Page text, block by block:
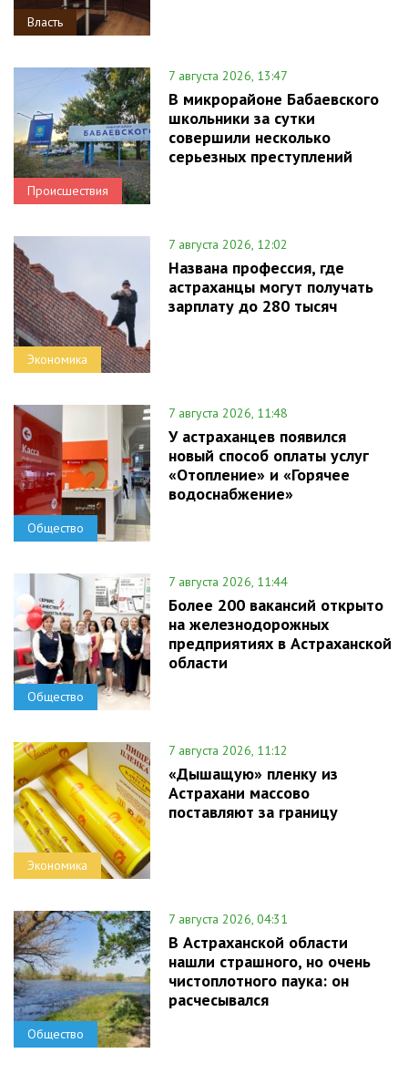
Власть
Происшествия
7 августа 2026, 13:47
В микрорайоне Бабаевского
школьники за сутки
совершили несколько
серьезных преступлений
Экономика
7 августа 2026, 12:02
Названа профессия, где
астраханцы могут получать
зарплату до 280 тысяч
Общество
7 августа 2026, 11:48
У астраханцев появился
новый способ оплаты услуг
«Отопление» и «Горячее
водоснабжение»
Общество
7 августа 2026, 11:44
Более 200 вакансий открыто
на железнодорожных
предприятиях в Астраханской
области
Экономика
7 августа 2026, 11:12
«Дышащую» пленку из
Астрахани массово
поставляют за границу
Общество
7 августа 2026, 04:31
В Астраханской области
нашли страшного, но очень
чистоплотного паука: он
расчесывался